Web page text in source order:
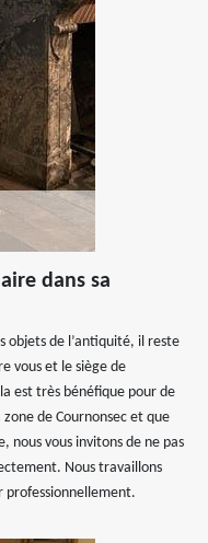
dans sa
objets de l’antiquité, il reste
vous et le siège de
est très bénéfique pour de
de Cournonsec et que
nous vous invitons de ne pas
Nous travaillons
professionnellement.